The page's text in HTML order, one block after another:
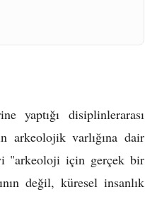
yaptığı disiplinlerarası
arkeolojik varlığına dair
"arkeoloji için gerçek bir
değil, küresel insanlık